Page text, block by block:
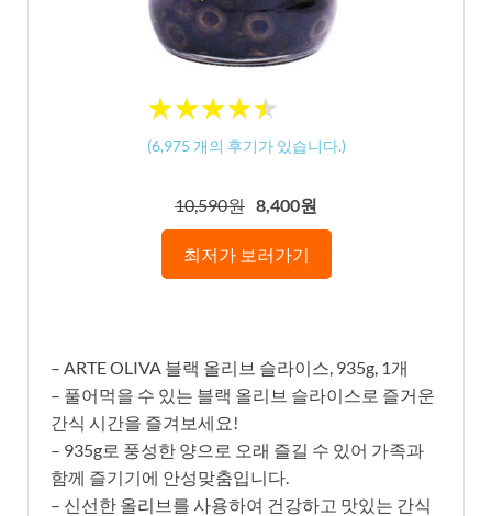
★★★★★
★★★★★
(6,975 개의 후기가 있습니다.)
10,590원 8,400원
최저가 보러가기
– ARTE OLIVA 블랙 올리브 슬라이스, 935g, 1개
– 풀어먹을 수 있는 블랙 올리브 슬라이스로 즐거운
간식 시간을 즐겨보세요!
– 935g로 풍성한 양으로 오래 즐길 수 있어 가족과
함께 즐기기에 안성맞춤입니다.
– 신선한 올리브를 사용하여 건강하고 맛있는 간식